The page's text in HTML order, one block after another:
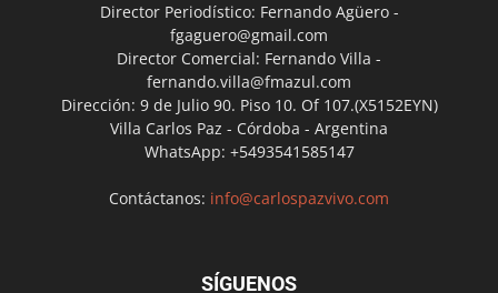
Director Periodístico: Fernando Agüero -
fgaguero@gmail.com
Director Comercial: Fernando Villa -
fernando.villa@fmazul.com
Dirección: 9 de Julio 90. Piso 10. Of 107.(X5152EYN)
Villa Carlos Paz - Córdoba - Argentina
WhatsApp: +5493541585147
Contáctanos: info@carlospazvivo.com
SÍGUENOS